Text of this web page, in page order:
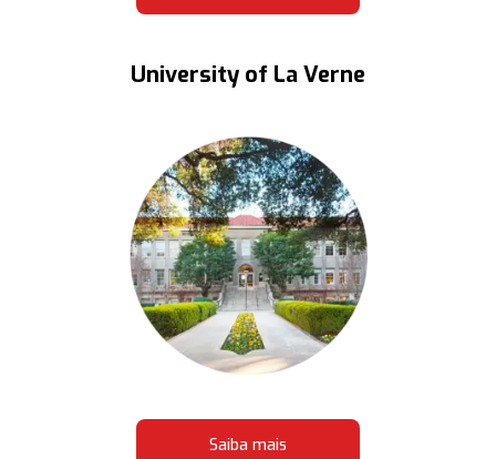
University of La Verne
Saiba mais